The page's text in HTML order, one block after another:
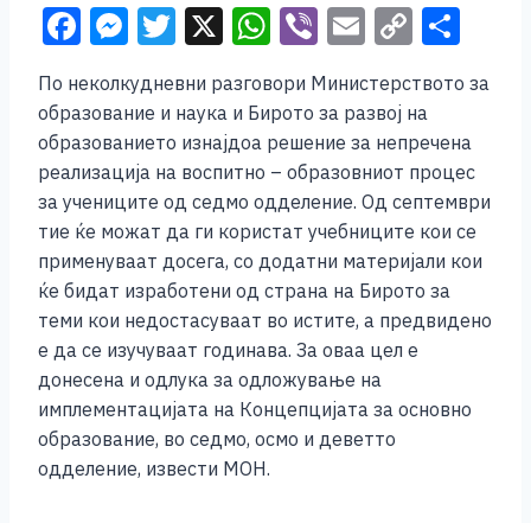
F
c
e
b
o
o
k
M
ss
e
n
g
er
T
tt
er
X W
at
s
A
p
p
Vi
b
er
E
ai
l
C
p
y
Li
n
k
ar
e
По неколкудневни разговори Министерството за
образование и наука и Бирото за развој на
образованието изнајдоа решение за непречена
реализација на воспитно – образовниот процес
за учениците од седмо одделение. Од септември
тие ќе можат да ги користат учебниците кои се
применуваат досега, со додатни материјали кои
ќе бидат изработени од страна на Бирото за
теми кои недостасуваат во истите, а предвидено
е да се изучуваат годинава. За оваа цел е
донесена и одлука за одложување на
имплементацијата на Концепцијата за основно
образование, во седмо, осмо и деветто
одделение, извести МОН.